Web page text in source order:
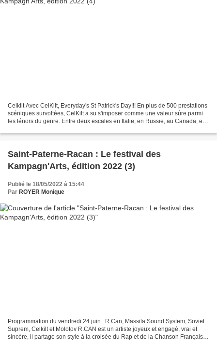
Celkilt Avec CelKilt, Everyday's St Patrick's Day!!! En plus de 500 prestations
scéniques survoltées, CelKilt a su s'imposer comme une valeur sûre parmi
les ténors du genre. Entre deux escales en Italie, en Russie, au Canada, en
Saint-Paterne-Racan : Le festival des
Kampagn'Arts, édition 2022 (3)
Publié le 18/05/2022 à 15:44
Par ROYER Monique
Programmation du vendredi 24 juin : R Can, Massila Sound System, Soviet
Suprem, Celkilt et Molotov R.CAN est un artiste joyeux et engagé, vrai et
sincère, il partage son style à la croisée du Rap et de la Chanson Française,